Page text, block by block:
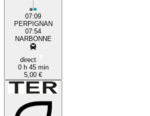
07:09
PERPIGNAN
07:54
NARBONNE
direct
0 h 45 min
5,00 €